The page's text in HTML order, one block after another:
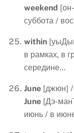
weekend
суббота /
within
в рамках, в
середине…
June [джюн] /
June [Дэ-
июнь / в